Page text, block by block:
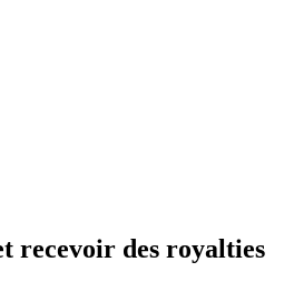
recevoir des royalties